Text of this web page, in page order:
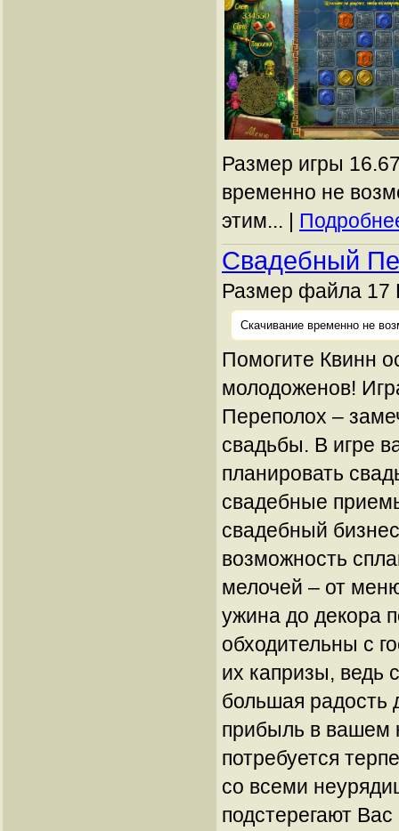
Размер игры
временно не
этим... |
Свадебный
Размер файла 17
Скачивание временно не
Помогите Квинн
молодоженов!
Переполох –
свадьбы. В игре
планировать
свадебные
свадебный
возможность
мелочей – от
ужина до декора
обходительны с
их капризы, ведь
большая радость
прибыль в вашем
потребуется
со всеми
подстерегают